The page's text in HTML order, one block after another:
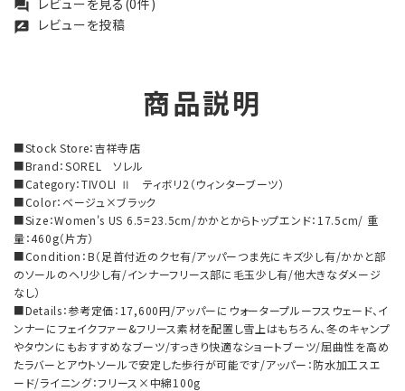
forum レビューを見る(0件)
rate_review レビューを投稿
商品説明
■Stock Store：吉祥寺店
■Brand：SOREL ソレル
■Category：TIVOLI Ⅱ ティボリ2（ウィンターブーツ）
■Color：ベージュ×ブラック
■Size：Women's US 6.5=23.5cm/かかとからトップエンド：17.5cm/ 重
量：460g（片方）
■Condition：B（足首付近のクセ有/アッパーつま先にキズ少し有/かかと部
のソールのヘリ少し有/インナーフリース部に毛玉少し有/他大きなダメージ
なし）
■Details：参考定価：17,600円/アッパーにウォータープルーフスウェード、イ
ンナーにフェイクファー&フリース素材を配置し雪上はもちろん、冬のキャンプ
やタウンにもおすすめなブーツ/すっきり快適なショートブーツ/屈曲性を高め
たラバーとアウトソールで安定した歩行が可能です/アッパー：防水加工スエ
ード/ライニング：フリース×中綿100g